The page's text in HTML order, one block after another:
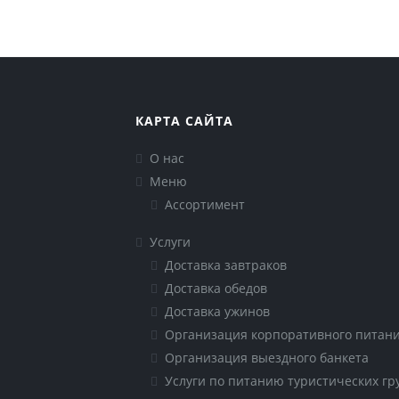
КАРТА САЙТА
О нас
Меню
Ассортимент
Услуги
Доставка завтраков
Доставка обедов
Доставка ужинов
Организация корпоративного
Организация выездного банкета
Услуги по питанию туристических